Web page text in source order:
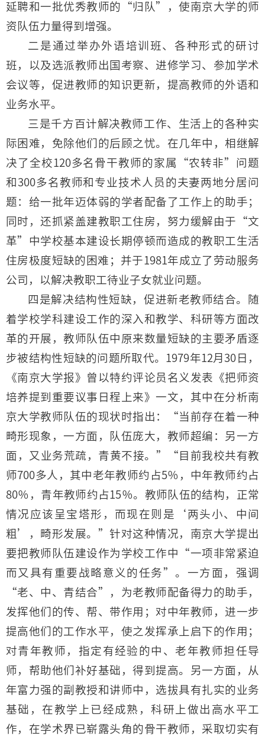
延聘和一批优秀教师的“归队”，使南京大学的师
资队伍力量得到增强。
二是通过举办外语培训班、各种形式的研讨
班，以及选派教师出国考察、进修学习、参加学术
会议等，促进教师的知识更新，提高教师的外语和
业务水平。
三是千方百计解决教师工作、生活上的各种实
际困难，免除他们的后顾之忧。在几年中，相继解
决了全校120多名骨干教师的家属“农转非”问题
和300多名教师和专业技术人员的夫妻两地分居问
题：给一批年迈体弱的学者配备了工作上的助手；
同时，还抓紧盖建教职工住房，努力缓解由于“文
革”中学校基本建设长期停顿而造成的教职工生活
住房极度短缺的困难；并于1981年成立了劳动服务
公司，以解决教职工待业子女就业问题。
四是解决结构性短缺，促进新老教师结合。随
着学校学科建设工作的深入和教学、科研等方面改
革的开展，教师队伍中原来数量短缺的主要矛盾逐
步被结构性短缺的问题所取代。1979年12月30日，
《南京大学报》曾以特约评论员名义发表《把师资
培养提到重要议事日程上来》一文，其中在分析南
京大学教师队伍的现状时指出：“当前存在着一种
畸形现象，一方面，队伍庞大，教师超编：另一方
面，又业务荒疏，青黄不接。”“目前我校共有教
师700多人，其中老年教师约占5％，中年教师约占
80％，青年教师约占15％。教师队伍的结构，正常
情况应该呈宝塔形，而现在则是‘两头小、中间
粗’，畸形发展。”针对这种情况，南京大学提出
要把教师队伍建设作为学校工作中“一项非常紧迫
而又具有重要战略意义的任务”。一方面，强调
“老、中、青结合”，为老教师配备得力的助手，
发挥他们的传、帮、带作用；对中年教师，进一步
提高他们的工作水平，使之发挥承上启下的作用；
对青年教师，指定有经验的中、老年教师担任导
师，帮助他们补好基础，得到提高。另一方面，从
年富力强的副教授和讲师中，选拔具有扎实的业务
基础，在教学上已经成熟，科研上做出高水平工
作，在学术界已崭露头角的骨干教师，采取切实有